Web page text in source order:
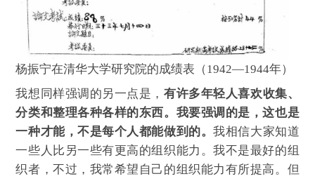
杨振宁在清华大学研究院的成绩表（1942—1944年）
我想同样强调的另一点是，有许多年轻人喜欢收集、
分类和整理各种各样的东西。我要强调的是，这也是
一种才能，不是每个人都能做到的。我相信大家知道
一些人比另一些有更高的组织能力。我不是最好的组
织者，不过，我常希望自己的组织能力有所提高。但